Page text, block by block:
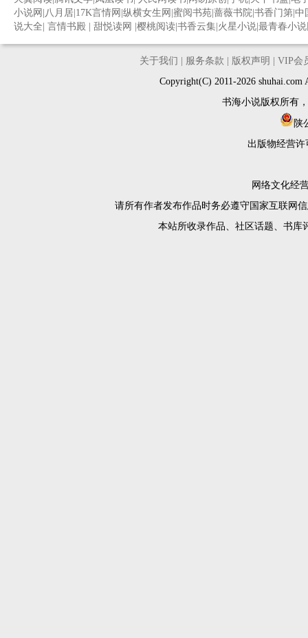
小说网 八月居 17K言情网 纵横女生网 蜜阅书苑 蔷薇书院 书香门第 中
说大全 言情书殿 甜悦读网 樱桃阅读 书香云集 火星小说 最青春小
关于我们 服务条款 版权声明
VIP会
Copyright(C) 2011-2026
书海小说版权所有
陕
出版物经营许
网络文化经
请所有作者发布作品时务必遵守国家互联网
本站所收录作品、社区话题、书库